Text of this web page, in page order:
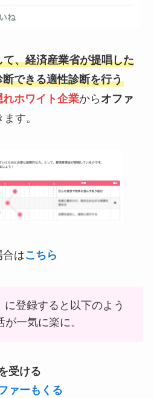
て、経済産業省が提唱した
できる適性診断を行う
れホワイト企業から オファ
す。
合はこちら
に登録すると以下のよう
一気に楽に。
受ける
ァーもくる